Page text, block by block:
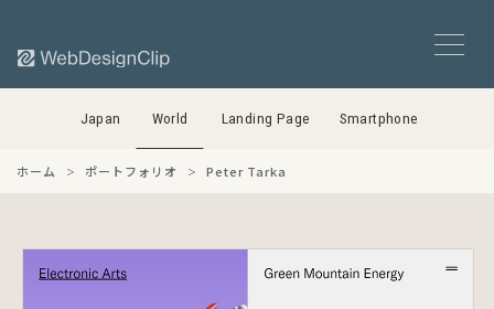
Japan World Landing Page Smartphone
ホーム ポートフォリオ Peter Tarka